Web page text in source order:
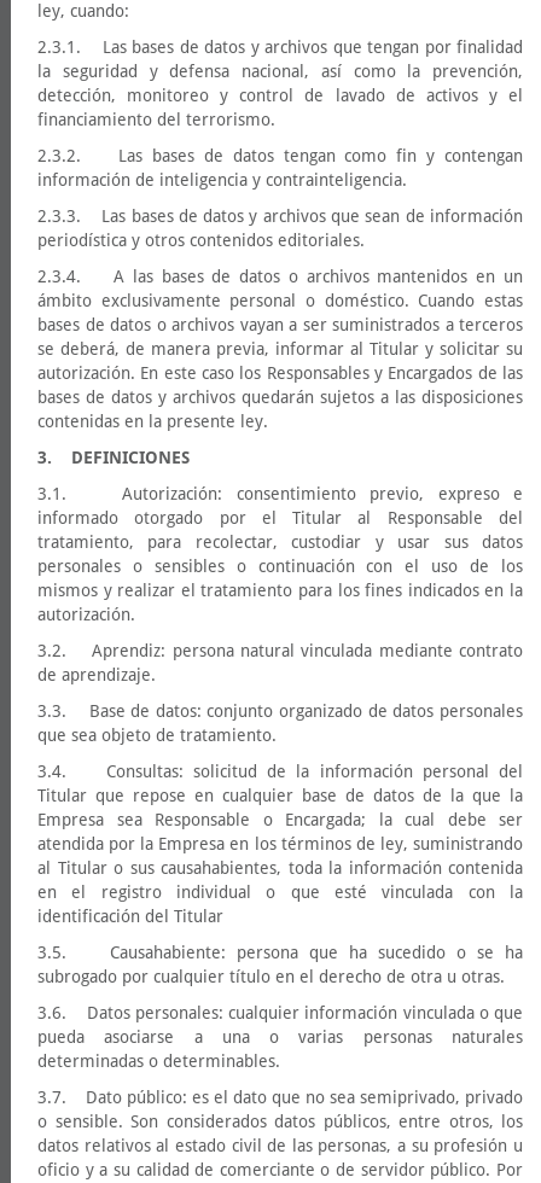
ley, cuando:
2.3.1. Las bases de datos y archivos que tengan por finalidad
la seguridad y defensa nacional, así como la prevención,
detección, monitoreo y control de lavado de activos y el
financiamiento del terrorismo.
2.3.2. Las bases de datos tengan como fin y contengan
información de inteligencia y contrainteligencia.
2.3.3. Las bases de datos y archivos que sean de información
periodística y otros contenidos editoriales.
2.3.4. A las bases de datos o archivos mantenidos en un
ámbito exclusivamente personal o doméstico. Cuando estas
bases de datos o archivos vayan a ser suministrados a terceros
se deberá, de manera previa, informar al Titular y solicitar su
autorización. En este caso los Responsables y Encargados de las
bases de datos y archivos quedarán sujetos a las disposiciones
contenidas en la presente ley.
3. DEFINICIONES
3.1. Autorización: consentimiento previo, expreso e
informado otorgado por el Titular al Responsable del
tratamiento, para recolectar, custodiar y usar sus datos
personales o sensibles o continuación con el uso de los
mismos y realizar el tratamiento para los fines indicados en la
autorización.
3.2. Aprendiz: persona natural vinculada mediante contrato
de aprendizaje.
3.3. Base de datos: conjunto organizado de datos personales
que sea objeto de tratamiento.
3.4. Consultas: solicitud de la información personal del
Titular que repose en cualquier base de datos de la que la
Empresa sea Responsable o Encargada; la cual debe ser
atendida por la Empresa en los términos de ley, suministrando
al Titular o sus causahabientes, toda la información contenida
en el registro individual o que esté vinculada con la
identificación del Titular
3.5. Causahabiente: persona que ha sucedido o se ha
subrogado por cualquier título en el derecho de otra u otras.
3.6. Datos personales: cualquier información vinculada o que
pueda asociarse a una o varias personas naturales
determinadas o determinables.
3.7. Dato público: es el dato que no sea semiprivado, privado
o sensible. Son considerados datos públicos, entre otros, los
datos relativos al estado civil de las personas, a su profesión u
oficio y a su calidad de comerciante o de servidor público. Por